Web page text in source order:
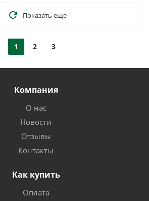
Показать еще
1 2 3
Компания
О нас
Новости
Отзывы
Контакты
Как купить
Оплата